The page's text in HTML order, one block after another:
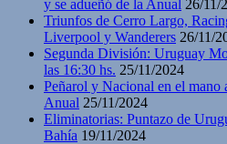
y se adueñó de la Anual 26/11/
Triunfos de Cerro Largo,
Liverpool y Wanderers 26/11/
Segunda División: Uruguay
las 16:30 hs. 25/11/2024
Peñarol y Nacional en el mano
Anual 25/11/2024
Eliminatorias: Puntazo de
Bahía 19/11/2024